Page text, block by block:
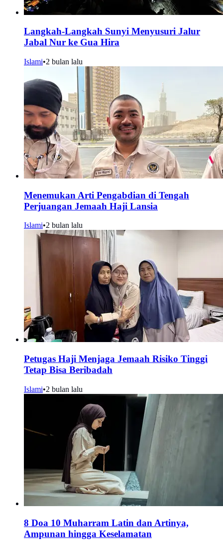
Langkah-Langkah Sunyi Menyusuri Jalur
Jabal Nur ke Gua Hira
Islami•2 bulan lalu
Menemukan Arti Pengabdian di Tengah
Perjuangan Jemaah Haji Lansia
Islami•2 bulan lalu
Petugas Haji Menjaga Jemaah Risiko Tinggi
Tetap Bisa Beribadah
Islami•2 bulan lalu
8 Doa 10 Muharram Latin dan Artinya,
Ampunan hingga Keselamatan